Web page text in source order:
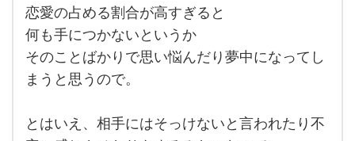
るの
で、
仕事
8：
恋愛
2く
らい
スが
良
恋愛の占める割合が高すぎると
何も手につかないというか
そのことばかりで思い悩んだり夢中になってし
まうと思うので。
とはいえ、相手にはそっけないと言われたり不